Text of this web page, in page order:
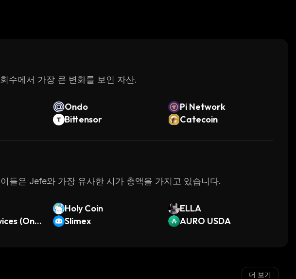
수에서 가장 큰 변화를 보인 자산.
Ondo
Pi Network
Bittensor Catecoin
들은 Jefe와 가장 유사한 시가 총액을 가지고 있습니다.
Holy Coin
ELLA
(Ond
Slimex AURO USDA
더 보기